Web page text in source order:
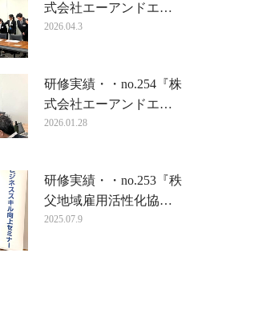
式会社エーアンドエ…
2026.04.3
研修実績・・no.254『株
式会社エーアンドエ…
2026.01.28
研修実績・・no.253『秩
父地域雇用活性化協…
2025.07.9